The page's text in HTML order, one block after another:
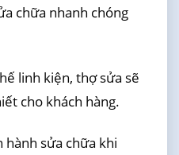
chữa nhanh chóng
linh kiện, thợ sửa sẽ
cho khách hàng.
hành sửa chữa khi